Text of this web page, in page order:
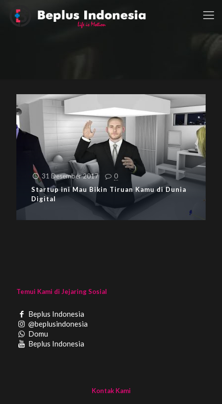
31 Desember 2017
0
Startup ini Mau Bikin Tiruan Kamu di Dunia
Digital
Temui Kami di Jejaring Sosial
Beplus Indonesia
@beplusindonesia
Domu
Beplus Indonesia
Kontak Kami